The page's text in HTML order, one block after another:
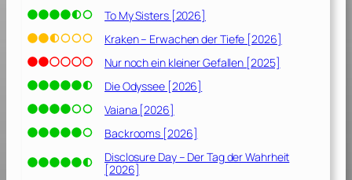
To My Sisters [2026]
Kraken – Erwachen der Tiefe [2026]
Nur noch ein kleiner Gefallen [2025]
Die Odyssee [2026]
Vaiana [2026]
Backrooms [2026]
Disclosure Day – Der Tag der Wahrheit
[2026]